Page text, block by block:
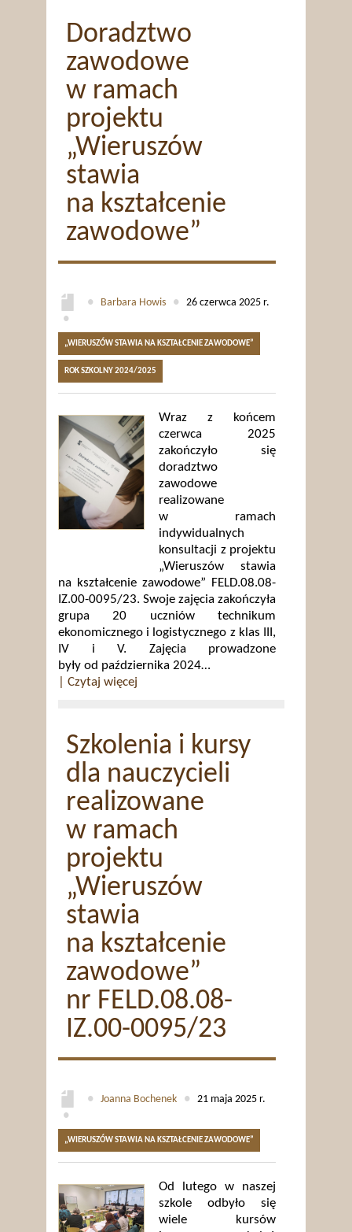
Doradztwo
zawodowe
w ramach
projektu
„Wieruszów
stawia
na kształcenie
zawodowe”
● Barbara Howis ●
26 czerwca 2025 r.
●
„WIERUSZÓW STAWIA NA KSZTAŁCENIE ZAWODOWE”
ROK SZKOLNY 2024/2025
Wraz z końcem
czerwca 2025
zakończyło się
doradztwo
zawodowe
realizowane
w ramach
indywidualnych
konsultacji z projektu
„Wieruszów stawia
na kształcenie zawodowe” FELD.08.08-
IZ.00-0095/23. Swoje zajęcia zakończyła
grupa 20 uczniów technikum
ekonomicznego i logistycznego z klas III,
IV i V. Zajęcia prowadzone
były od października 2024…
| Czytaj więcej
Szkolenia i kursy
dla nauczycieli
realizowane
w ramach
projektu
„Wieruszów
stawia
na kształcenie
zawodowe”
nr FELD.08.08-
IZ.00-0095/23
● Joanna Bochenek ●
21 maja 2025 r.
●
„WIERUSZÓW STAWIA NA KSZTAŁCENIE ZAWODOWE”
Od lutego w naszej
szkole odbyło się
wiele kursów